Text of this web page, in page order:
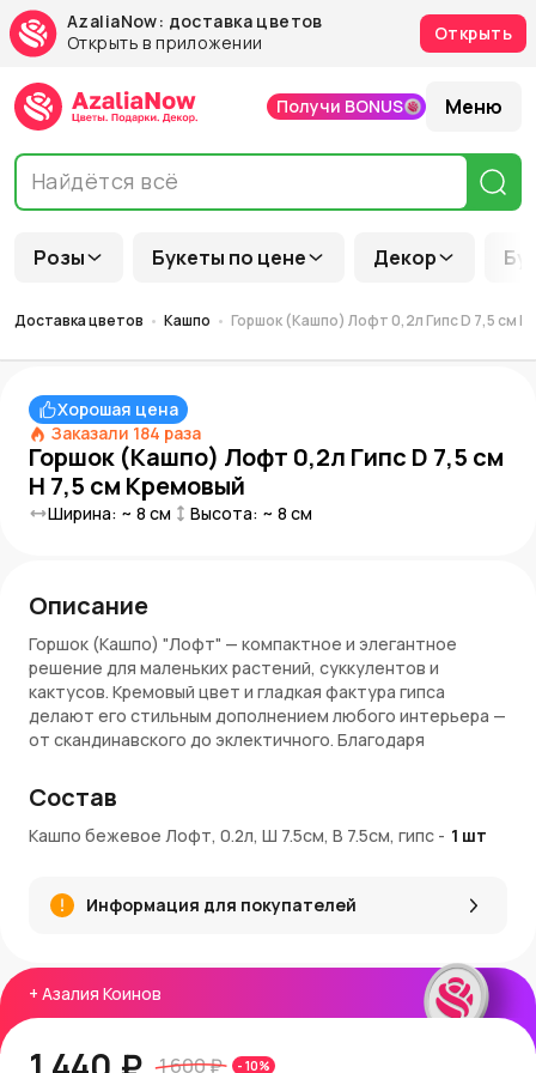
AzaliaNow: доставка цветов
Открыть в приложении
Открыть
Розы Букеты по цене Декор
Получи BONUS Меню
Доставка цветов Кашпо Горшок (Кашпо) Лофт 0,2л Гипс D 7,5 см
Хорошая цена
Заказали 184 раза
Горшок (Кашпо) Лофт 0,2л Гипс D 7,5 см
H 7,5 см Кремовый
Ширина: ~ 8 см Высота: ~ 8 см
+ Азалия Коинов
1 600 ₽ - 10%
Описание
Горшок (Кашпо) "Лофт" — компактное и элегантное
решение для маленьких растений, суккулентов и
кактусов. Кремовый цвет и гладкая фактура гипса
делают его стильным дополнением любого интерьера —
от скандинавского до эклектичного. Благодаря
подоконнике, полке или рабочем столе.
Особенности:
Диаметр: 7,5 см
Высота: 7,5 см
Цвет: кремовый
Применение: кашпо для небольших растений, декор,
подарок
Заказ и доставка:
Состав
Кашпо бежевое Лофт, 0.2л, Ш 7.5см, В 7.5см, гипс - 1 шт
Информация для покупателей